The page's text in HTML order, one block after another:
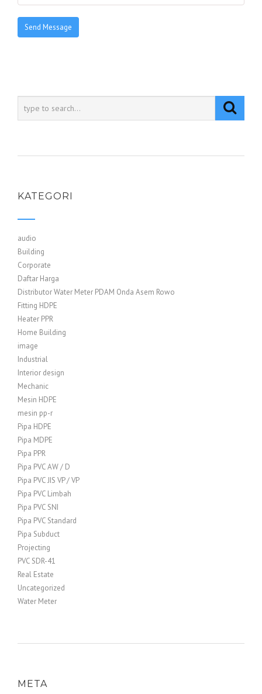
KATEGORI
audio
Building
Corporate
Daftar Harga
Distributor Water Meter PDAM Onda Asem Rowo
Fitting HDPE
Heater PPR
Home Building
image
Industrial
Interior design
Mechanic
Mesin HDPE
mesin pp-r
Pipa HDPE
Pipa MDPE
Pipa PPR
Pipa PVC AW / D
Pipa PVC JIS VP / VP
Pipa PVC Limbah
Pipa PVC SNI
Pipa PVC Standard
Pipa Subduct
Projecting
PVC SDR-41
Real Estate
Uncategorized
Water Meter
META